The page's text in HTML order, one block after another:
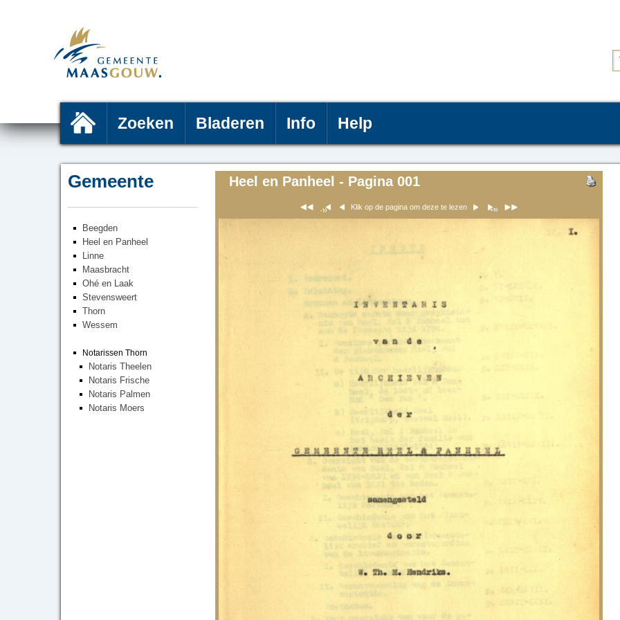
Zoeken Bladeren Info Help
Gemeente
Beegden
Heel en Panheel
Linne
Maasbracht
Ohé en Laak
Stevensweert
Thorn
Wessem
Notarissen Thorn
Notaris Theelen
Notaris Frische
Notaris Palmen
Notaris Moers
Heel en Panheel - Pagina 001
Klik op de pagina om deze te lezen